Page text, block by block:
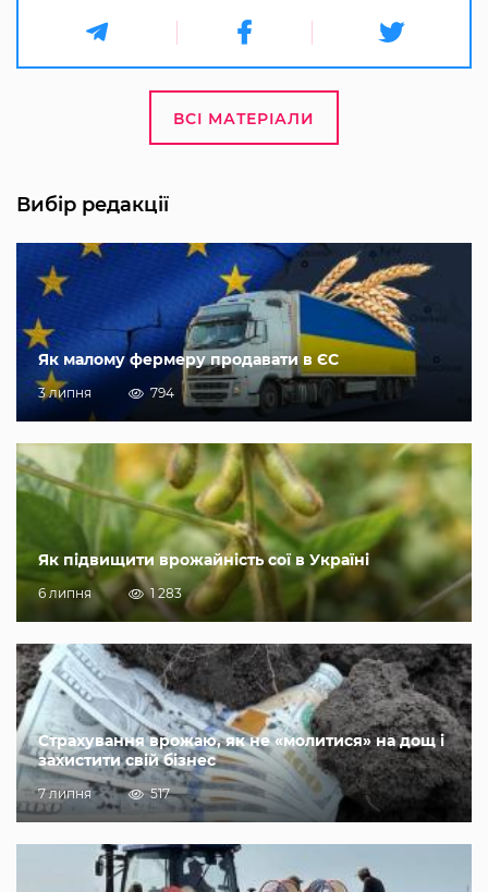
ВСІ МАТЕРІАЛИ
Вибір редакції
Як малому фермеру продавати в ЄС
3 липня 794
Як підвищити врожайність сої в Україні
6 липня 1 283
Страхування врожаю, як не «молитися» на дощ і
захистити свій бізнес
7 липня 517